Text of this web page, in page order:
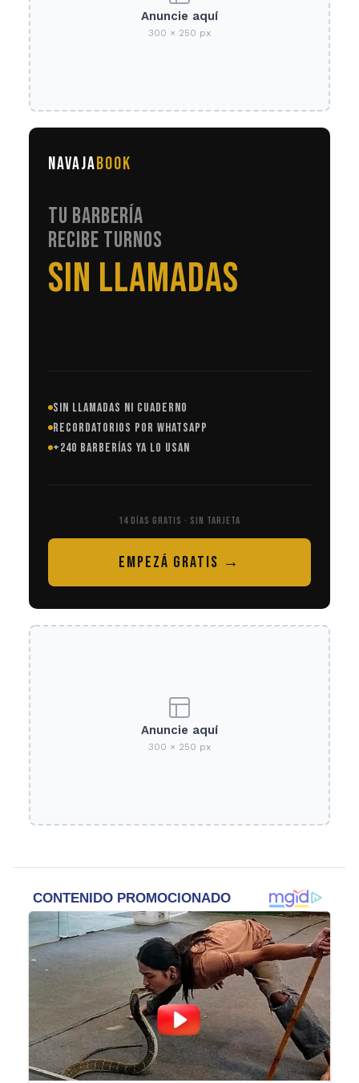
Anuncie aquí
300 × 250 px
NAVAJABOOK
TU BARBERÍA
RECIBE TURNOS
EN AUTOMÁTICO
SIN LLAMADAS NI CUADERNO
RECORDATORIOS POR WHATSAPP
+240 BARBERÍAS YA LO USAN
14 DÍAS GRATIS · SIN TARJETA
EMPEZÁ GRATIS →
Anuncie aquí
300 × 250 px